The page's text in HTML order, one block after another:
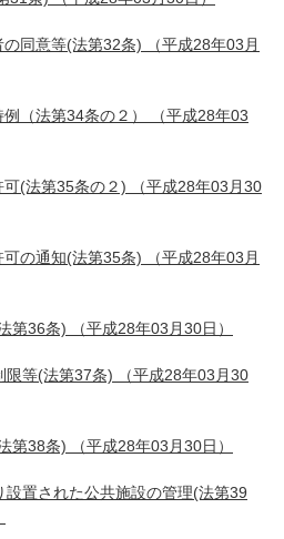
同意等(法第32条) （平成28年03月
（法第34条の２）
（平成28年03
(法第35条の２) （平成28年03月30
の通知(法第35条) （平成28年03月
第36条) （平成28年03月30日）
等(法第37条) （平成28年03月30
第38条) （平成28年03月30日）
置された公共施設の管理(法第39